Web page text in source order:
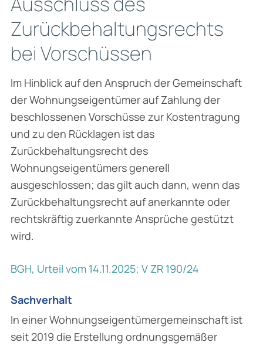
Zurückbehaltungsrechts
bei Vorschüssen
Im Hinblick auf den Anspruch der Gemeinschaft
der Wohnungseigentümer auf Zahlung der
beschlossenen Vorschüsse zur Kostentragung
und zu den Rücklagen ist das
Zurückbehaltungsrecht des
Wohnungseigentümers generell
ausgeschlossen; das gilt auch dann, wenn das
Zurückbehaltungsrecht auf anerkannte oder
rechtskräftig zuerkannte Ansprüche gestützt
wird.
BGH, Urteil vom 14.11.2025; V ZR 190/24
Sachverhalt
In einer Wohnungseigentümergemeinschaft ist
seit 2019 die Erstellung ordnungsgemäßer